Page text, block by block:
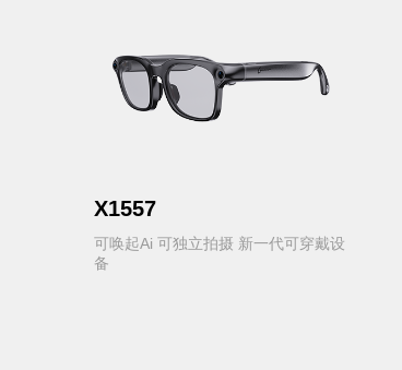
X1557
可唤起Ai 可独立拍摄 新一代可穿戴设
备